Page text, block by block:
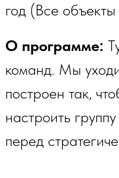
год (Все
О программе:
команд. Мы
построен так,
настроить
перед